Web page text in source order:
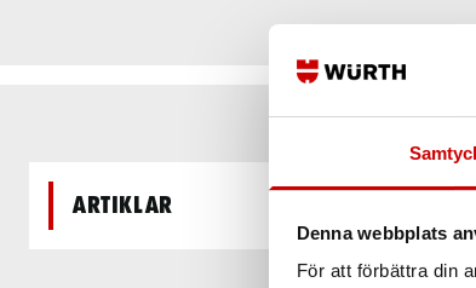
Denna webbplats
För att förbättra din
Artiklar